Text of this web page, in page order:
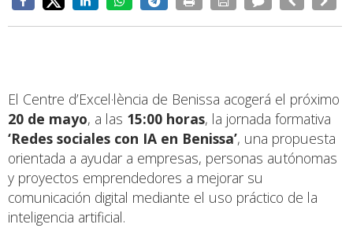
El Centre d’Excel·lència de Benissa acogerá el próximo
20 de mayo, a las 15:00 horas, la jornada formativa
‘Redes sociales con IA en Benissa’, una propuesta
orientada a ayudar a empresas, personas autónomas
y proyectos emprendedores a mejorar su
comunicación digital mediante el uso práctico de la
inteligencia artificial.